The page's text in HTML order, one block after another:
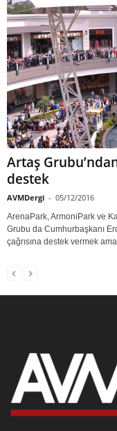
Artaş
destek
AVMDergi - 05/12/2016
ArenaPark, ArmoniPark ve
Grubu da Cumhurbaşkanı
çağrısına destek vermek